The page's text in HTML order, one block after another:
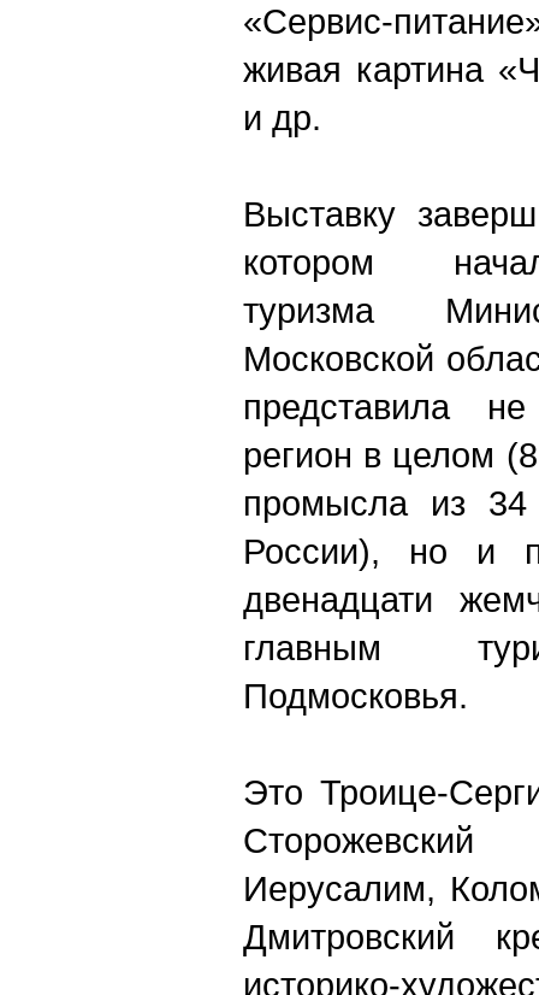
«Сервис-
живая картина
и др.
Выставку
котором
туризма
Московской
представила
регион в целом
промысла из
России), но и
двенадцати
главным
Подмосковья.
Это Троице-
Иерусалим,
Дмитровский
историко-